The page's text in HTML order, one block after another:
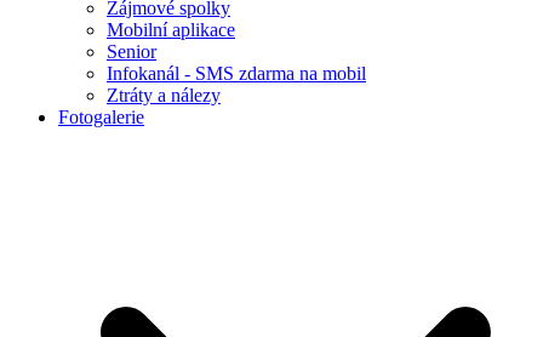
Zájmové spolky
Mobilní aplikace
Senior
Infokanál - SMS zdarma na mobil
Ztráty a nálezy
Fotogalerie